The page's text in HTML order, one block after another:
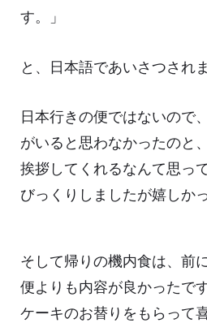
す。」
と、日本語であいさつされ
日本行きの便ではないので
がいると思わなかったのと
挨拶してくれるなんて思っ
びっくりしましたが嬉しか
そして帰りの機内食は、前
便よりも内容が良かったで
ケーキのお替りをもらって